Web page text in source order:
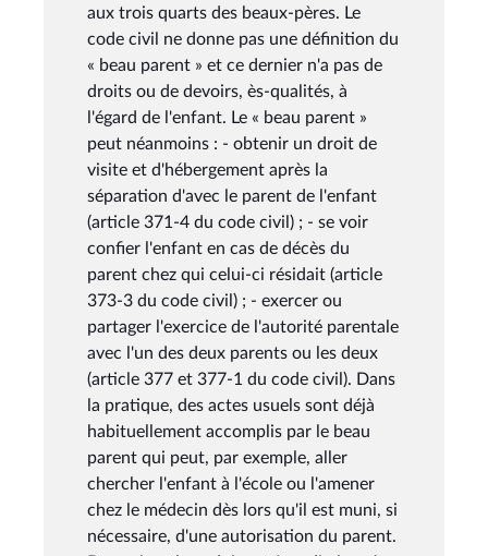
aux trois quarts des beaux-pères. Le
code civil ne donne pas une définition du
« beau parent » et ce dernier n'a pas de
droits ou de devoirs, ès-qualités, à
l'égard de l'enfant. Le « beau parent »
peut néanmoins : - obtenir un droit de
visite et d'hébergement après la
séparation d'avec le parent de l'enfant
(article 371-4 du code civil) ; - se voir
confier l'enfant en cas de décès du
parent chez qui celui-ci résidait (article
373-3 du code civil) ; - exercer ou
partager l'exercice de l'autorité parentale
avec l'un des deux parents ou les deux
(article 377 et 377-1 du code civil). Dans
la pratique, des actes usuels sont déjà
habituellement accomplis par le beau
parent qui peut, par exemple, aller
chercher l'enfant à l'école ou l'amener
chez le médecin dès lors qu'il est muni, si
nécessaire, d'une autorisation du parent.